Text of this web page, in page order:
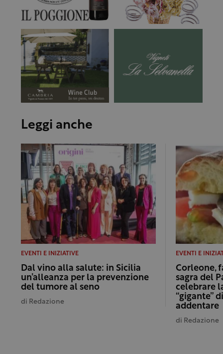
Leggi anche
EVENTI E INIZIATIVE
Dal vino alla salute: in Sicilia
un’alleanza per la prevenzione
del tumore al seno
di Redazione
EVENTI E
Corleone,
sagra del
celebrare
“gigante”
addentare
di Redazione